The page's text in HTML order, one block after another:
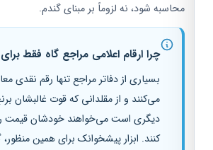
محاسبه شود، نه لزوماً بر مبنای گندم.
چرا ارقام اعلامی مراجع گاه فقط برای
بسیاری از دفاتر مراجع تنها رقم نقدی معادل
می‌کنند و از مقلدانی که قوت غالبشان برنج
دیگری است می‌خواهند خودشان قیمت روز
کنند. ابزار پیشخوانک برای همین منظور،